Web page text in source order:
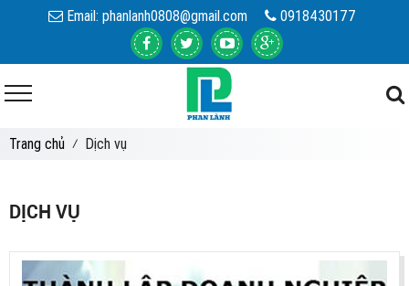
Email: phanlanh0808@gmail.com 0918430177
Trang chủ ⁄ Dịch vụ
DỊCH VỤ